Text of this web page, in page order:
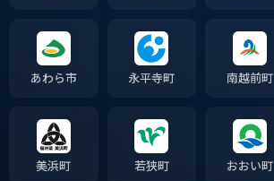
あわら市 永平寺町 南越前町
美浜町 若狭町 おおい町